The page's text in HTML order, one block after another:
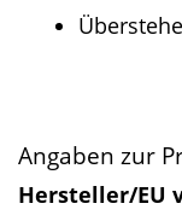
Angaben zur
Hersteller/EU